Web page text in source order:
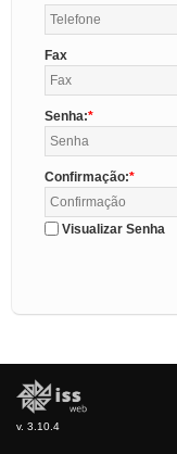
Fax
Senha:
Confirmação:
Visualizar Senha
v. 3.10.4